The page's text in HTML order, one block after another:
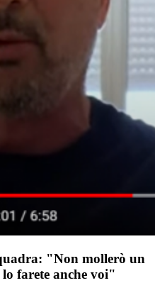
"Non mollerò un
farete anche voi"